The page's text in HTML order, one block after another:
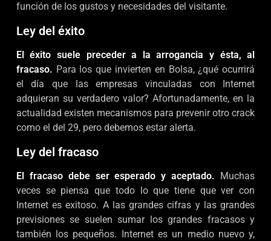
función de los gustos y necesidades del visitante.
Ley del éxito
El éxito suele preceder a la arrogancia y ésta, al
fracaso. Para los que invierten en Bolsa, ¿qué ocurrirá
el día que las empresas vinculadas con Internet
adquieran su verdadero valor? Afortunadamente, en la
actualidad existen mecanismos para prevenir otro crack
como el del 29, pero debemos estar alerta.
Ley del fracaso
El fracaso debe ser esperado y aceptado. Muchas
veces se piensa que todo lo que tiene que ver con
Internet es exitoso. A las grandes cifras y las grandes
previsiones se suelen sumar los grandes fracasos y
también los pequeños. Internet es un medio nuevo y,